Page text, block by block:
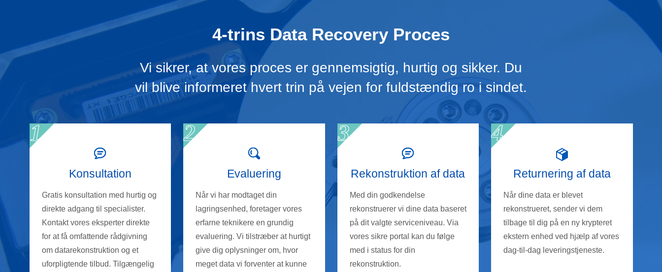
4-trins Data Recovery Proces
Vi sikrer, at vores proces er gennemsigtig, hurtig og sikker. Du
vil blive informeret hvert trin på vejen for fuldstændig ro i sindet.
Konsultation
Gratis konsultation med hurtig og
direkte adgang til specialister.
Kontakt vores eksperter direkte
for at få omfattende rådgivning
om datarekonstruktion og et
uforpligtende tilbud. Tilgængelig
Evaluering
Når vi har modtaget din
lagringsenhed, foretager vores
erfarne teknikere en grundig
evaluering. Vi tilstræber at hurtigt
give dig oplysninger om, hvor
meget data vi forventer at kunne
Rekonstruktion af data
Med din godkendelse
rekonstruerer vi dine data baseret
på dit valgte serviceniveau. Via
vores sikre portal kan du følge
med i status for din
rekonstruktion.
Returnering af data
Når dine data er blevet
rekonstrueret, sender vi dem
tilbage til dig på en ny krypteret
ekstern enhed ved hjælp af vores
dag-til-dag leveringstjeneste.